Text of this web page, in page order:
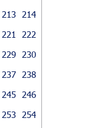
213
214
221
222
229
230
237
238
245
246
253
254